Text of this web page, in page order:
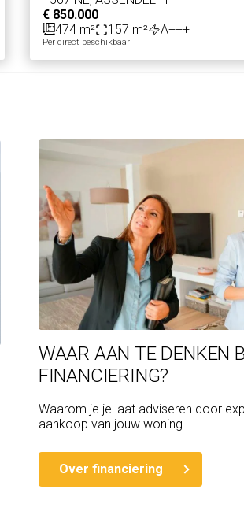
€ 850.000
474 m²
157 m² A+++
Per direct beschikbaar
WAAR AAN TE DENKEN
FINANCIERING?
Waarom je je laat adviseren door
aankoop van jouw woning.
Over financiering